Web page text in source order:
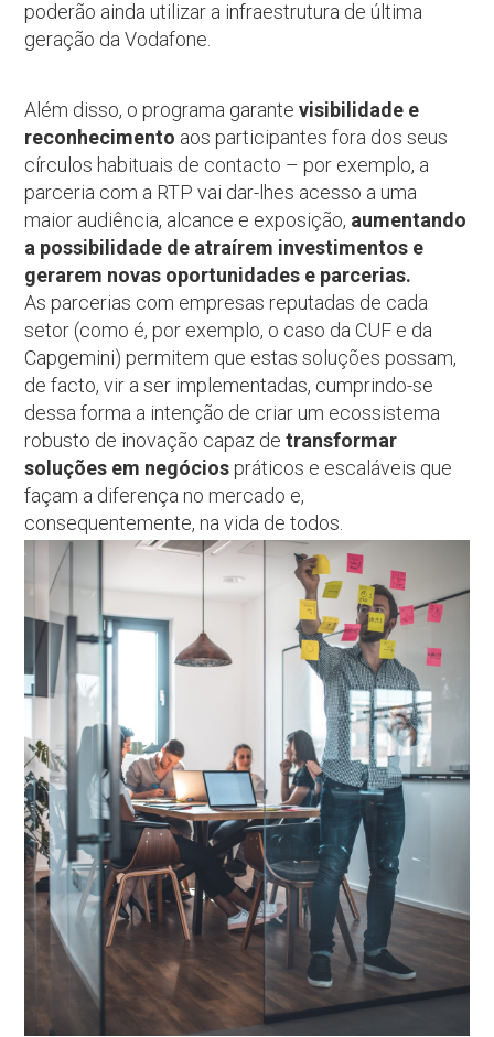
poderão ainda utilizar a infraestrutura de última
geração da Vodafone.
Além disso, o programa garantevisibilidade e
reconhecimento aos participantes fora dos seus
círculos habituais de contacto – por exemplo, a
parceria com a RTP vai dar-lhes acesso a uma
maior audiência, alcance e exposição, aumentando
a possibilidade de atraírem investimentos e
gerarem novas oportunidades e parcerias.
As parcerias com empresas reputadas de cada
setor (como é, por exemplo, o caso da CUF e da
Capgemini) permitem que estas soluções possam,
de facto, vir a ser implementadas, cumprindo-se
dessa forma a intenção de criar um ecossistema
robusto de inovação capaz detransformar
soluções em negócios práticos e escaláveis que
façam a diferença no mercado e,
consequentemente, na vida de todos.